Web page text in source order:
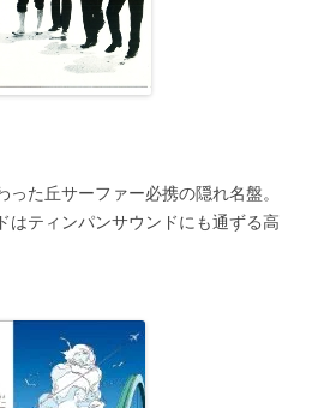
た丘サーファー必携の隠れ名盤。
はティンパンサウンドにも通ずる高